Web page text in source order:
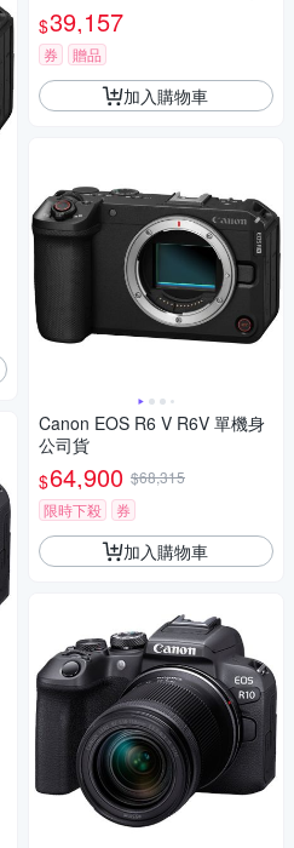
$39,157
券 贈品
加入購物車
Canon EOS R6 V R6V 單機身
公司貨
$64,900 $68,315
限時下殺
券
加入購物車